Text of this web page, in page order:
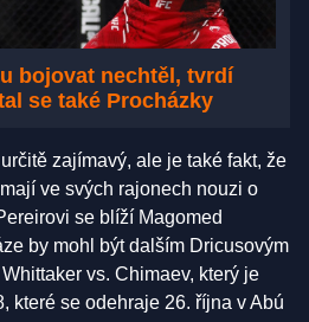
bojovat nechtěl, tvrdí
se také Procházky
zajímavý, ale je také fakt, že
ve svých rajonech nouzi o
se blíží Magomed
by mohl být dalším Dricusovým
vs. Chimaev, který je
které se odehraje 26. října v Abú